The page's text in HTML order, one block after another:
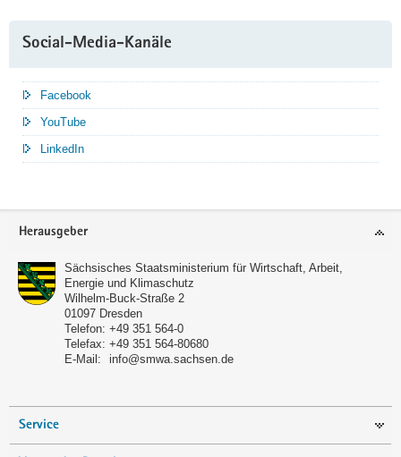
Social-Media-Kanäle
Facebook
YouTube
LinkedIn
Service
Herausgeber
Sächsisches Staatsministerium für Wirtschaft, Arbeit,
Energie und Klimaschutz
Wilhelm-Buck-Straße 2
01097 Dresden
Telefon: +49 351 564-0
Telefax: +49 351 564-80680
E-Mail:
info@smwa.sachsen.de
Service